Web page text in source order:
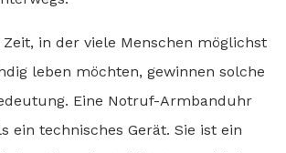
in der viele Menschen möglichst
leben möchten, gewinnen solche
Eine Notruf-Armbanduhr
ein technisches Gerät. Sie ist ein